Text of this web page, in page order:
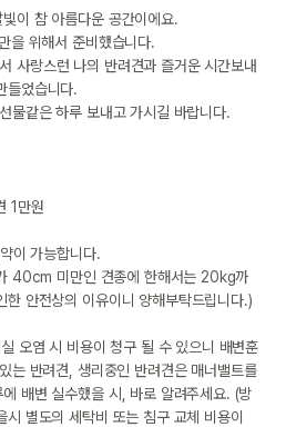
이 참 아름다운 공간이에요.
을 위해서 준비했습니다.
사랑스런 나의 반려견과 즐거운 시간보내
들었습니다.
물같은 하루 보내고 가시길 바랍니다.
이 가능합니다.
40cm 미만인 견종에 한해서는 20kg까
한 안전상의 이유이니 양해부탁드립니다.)
오염 시 비용이 청구 될 수 있으니 배변훈
는 반려견, 생리중인 반려견은 매너밸트를
배변 실수했을 시, 바로 알려주세요. (방
별도의 세탁비 또는 침구 교체 비용이